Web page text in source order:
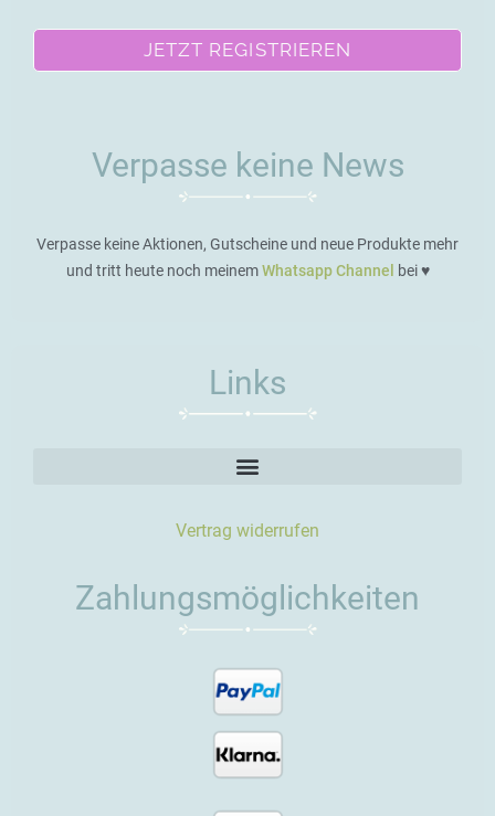
JETZT REGISTRIEREN
Verpasse keine News
Verpasse keine Aktionen, Gutscheine und neue Produkte mehr
und tritt heute noch meinemWhatsapp Channel bei ♥️
Links
Vertrag widerrufen
Zahlungsmöglichkeiten